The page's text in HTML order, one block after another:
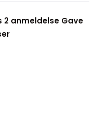
2 anmeldelse Gave